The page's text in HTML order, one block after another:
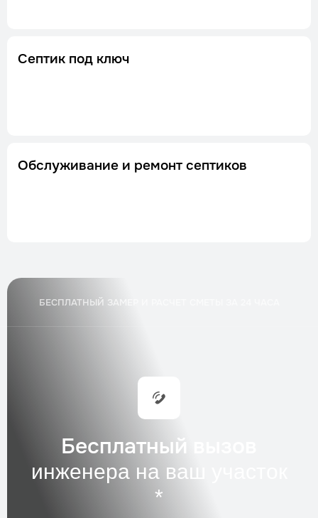
Септик под ключ
Обслуживание и ремонт септиков
БЕСПЛАТНЫЙ ЗАМЕР И РАСЧЕТ СМЕТЫ ЗА 24 ЧАСА
Бесплатный вызов
инженера на ваш участок
*